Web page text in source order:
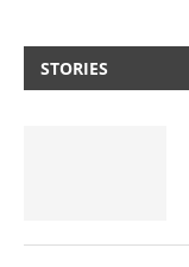
STORIES